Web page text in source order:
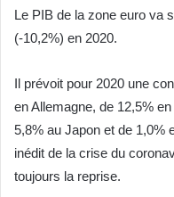
Le PIB de la zone euro va
(-10,2%) en 2020.
Il prévoit pour 2020 une
en Allemagne, de 12,5%
5,8% au Japon et de 1,0%
inédit de la crise du
toujours la reprise.